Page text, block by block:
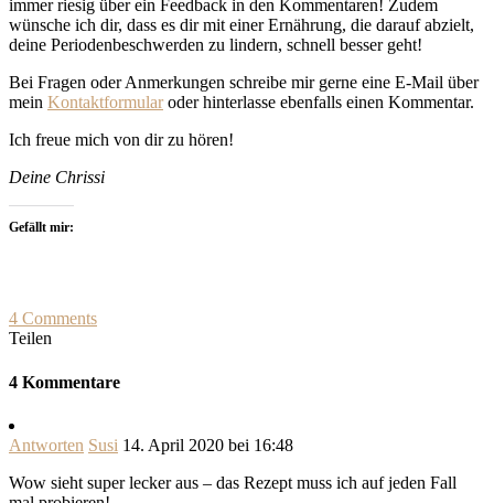
immer riesig über ein Feedback in den Kommentaren! Zudem
wünsche ich dir, dass es dir mit einer Ernährung, die darauf abzielt,
deine Periodenbeschwerden zu lindern, schnell besser geht!
Bei Fragen oder Anmerkungen schreibe mir gerne eine E-Mail über
mein Kontaktformularoder hinterlasse ebenfalls einen Kommentar.
Ich freue mich von dir zu hören!
Deine Chrissi
Gefällt mir:
4 Comments
Teilen
4 Kommentare
Antworten Susi 14. April 2020 bei 16:48
Wow sieht super lecker aus – das Rezept muss ich auf jeden Fall